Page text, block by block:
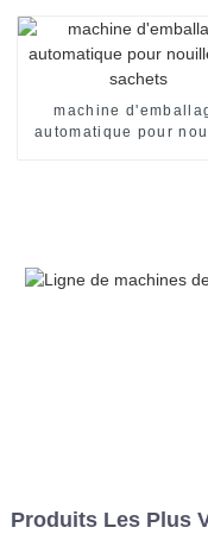
machine
automatique pour
Produits Les Plus